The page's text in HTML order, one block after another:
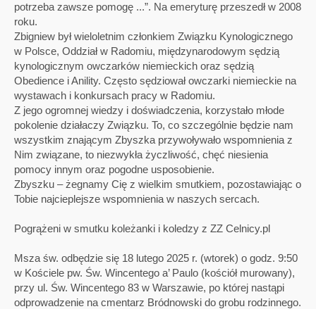
potrzeba zawsze pomogę ...”. Na emeryturę przeszedł w 2008
roku.
Zbigniew był wieloletnim członkiem Związku Kynologicznego
w Polsce, Oddział w Radomiu, międzynarodowym sędzią
kynologicznym owczarków niemieckich oraz sędzią
Obedience i Anility. Często sędziował owczarki niemieckie na
wystawach i konkursach pracy w Radomiu.
Z jego ogromnej wiedzy i doświadczenia, korzystało młode
pokolenie działaczy Związku. To, co szczególnie będzie nam
wszystkim znającym Zbyszka przywoływało wspomnienia z
Nim związane, to niezwykła życzliwość, chęć niesienia
pomocy innym oraz pogodne usposobienie.
Zbyszku – żegnamy Cię z wielkim smutkiem, pozostawiając o
Tobie najcieplejsze wspomnienia w naszych sercach.
Pogrążeni w smutku koleżanki i koledzy z ZZ Celnicy.pl
Msza św. odbędzie się 18 lutego 2025 r. (wtorek) o godz. 9:50
w Kościele pw. Św. Wincentego a’ Paulo (kościół murowany),
przy ul. Św. Wincentego 83 w Warszawie, po której nastąpi
odprowadzenie na cmentarz Bródnowski do grobu rodzinnego.